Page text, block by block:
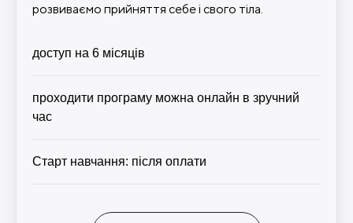
розвиваємо прийняття себе і свого тіла.
доступ на 6 місяців
проходити програму можна онлайн в зручний
час
Старт навчання: після оплати